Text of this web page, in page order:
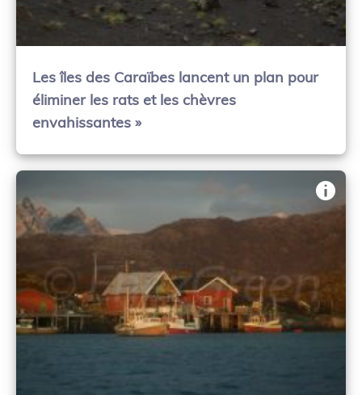
Les îles des Caraïbes lancent un plan pour
éliminer les rats et les chèvres
envahissantes »